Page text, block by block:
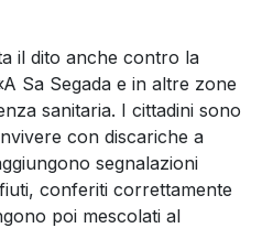
il dito anche contro la
Sa Segada e in altre zone
sanitaria. I cittadini sono
con discariche a
segnalazioni
conferiti correttamente
poi mescolati al